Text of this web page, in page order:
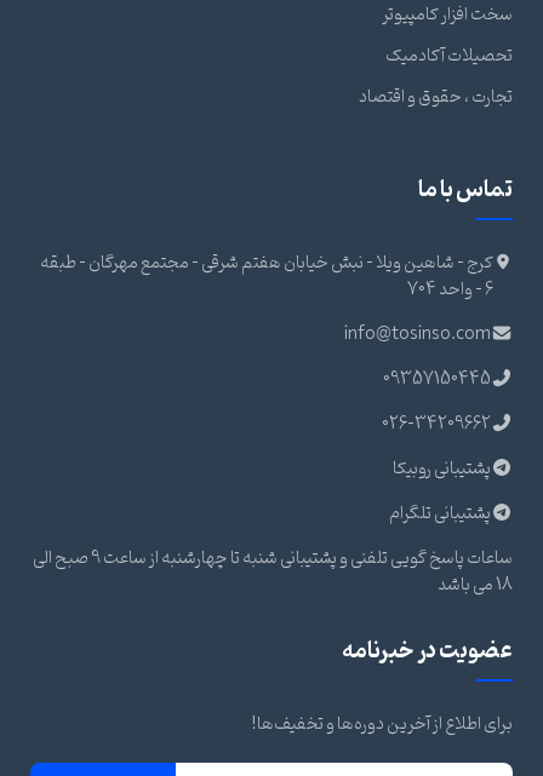
سخت افزار کامپیوتر
تحصیلات آکادمیک
تجارت ، حقوق و اقتصاد
تماس با ما
کرج - شاهین ویلا - نبش خیابان هفتم شرقی - مجتمع مهرگان - طبقه
6 - واحد 704
info@tosinso.com
09357150445
026-34209662
پشتیبانی روبیکا
پشتیبانی تلگرام
ساعات پاسخ گویی تلفنی و پشتیبانی شنبه تا چهارشنبه از ساعت 9 صبح الی
18 می باشد
عضویت در خبرنامه
برای اطلاع از آخرین دوره‌ها و تخفیف‌ها!